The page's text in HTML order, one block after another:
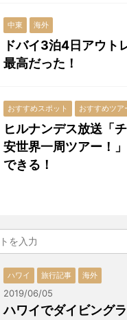
中東 海外
ドバイ3泊4日アウト
最高だった！
おすすめスポット おすすめツア
ヒルナンデス放送「
安世界一周ツアー！
できる！
ハワイ 旅行記事 海外
2019/06/05
ハワイでダイビング